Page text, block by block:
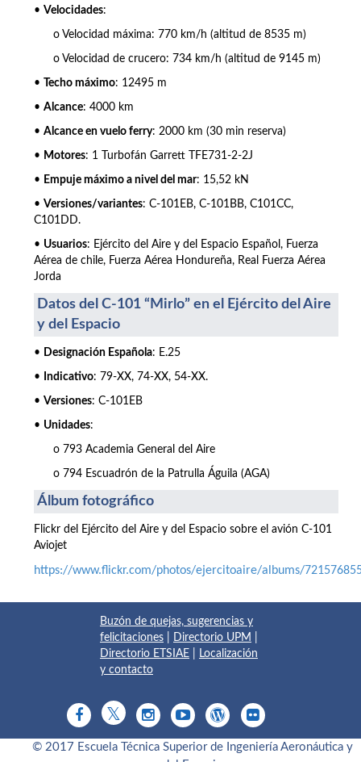
• Velocidades:
o Velocidad máxima: 770 km/h (altitud de 8535 m)
o Velocidad de crucero: 734 km/h (altitud de 9145 m)
• Techo máximo: 12495 m
• Alcance: 4000 km
• Alcance en vuelo ferry: 2000 km (30 min reserva)
• Motores: 1 Turbofán Garrett TFE731-2-2J
• Empuje máximo a nivel del mar: 15,52 kN
• Versiones/variantes: C-101EB, C-101BB, C101CC,
C101DD.
• Usuarios: Ejército del Aire y del Espacio Español, Fuerza
Aérea de chile, Fuerza Aérea Hondureña, Real Fuerza Aérea
Jorda
Datos del C-101 “Mirlo” en el Ejército del Aire
y del Espacio
• Designación Española: E.25
• Indicativo: 79-XX, 74-XX, 54-XX.
• Versiones: C-101EB
• Unidades:
o 793 Academia General del Aire
o 794 Escuadrón de la Patrulla Águila (AGA)
Álbum fotográfico
Flickr del Ejército del Aire y del Espacio sobre el avión C-101
Aviojet
https://www.flickr.com/photos/ejercitoaire/albums/
Buzón de quejas, sugerencias y
felicitaciones
Directorio UPM
Directorio ETSIAE
Localización
y contacto
© 2017 Escuela Técnica Superior de Ingeniería Aeronáutica y